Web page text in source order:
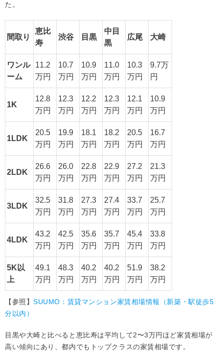
た。
間取り
恵比
寿
渋谷 目黒
中目
黒
広尾 大崎
ワンル
ーム
11.2
万円
10.7
万円
10.9
万円
11.0
万円
10.3
万円
9.7万
円
1K
12.8
万円
12.3
万円
12.2
万円
12.3
万円
12.1
万円
10.9
万円
1LDK
20.5
万円
19.9
万円
18.1
万円
18.2
万円
20.5
万円
16.7
万円
2LDK
26.6
万円
26.0
万円
22.8
万円
22.9
万円
27.2
万円
21.3
万円
3LDK
32.5
万円
31.8
万円
27.3
万円
27.4
万円
33.7
万円
25.7
万円
4LDK
43.2
万円
42.5
万円
35.6
万円
35.7
万円
45.4
万円
33.8
万円
5K以
上
49.1
万円
48.3
万円
40.2
万円
40.2
万円
51.9
万円
38.2
万円
【参照】SUUMO：賃貸マンション家賃相場情報（新築・駅徒歩5
分以内）
目黒や大崎と比べると恵比寿は平均して2〜3万円ほど家賃相場が
高い傾向にあり、都内でもトップクラスの家賃相場です。